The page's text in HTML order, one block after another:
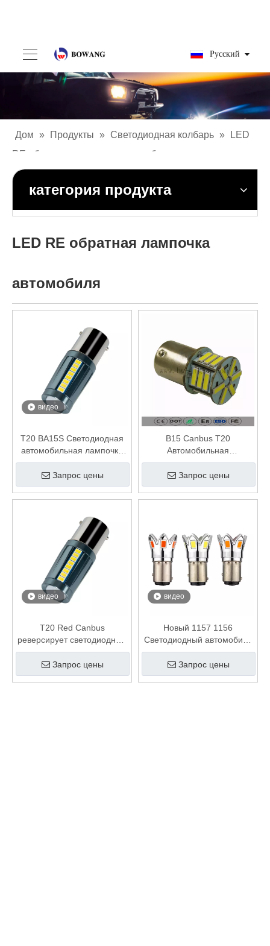
Pусский
Дом » Продукты » Светодиодная колбарь »
LED
RE обратная лампочка автомобиля
категория продукта
LED RE обратная лампочка
автомобиля
видео
T20 BA15S Светодиодная
автомобильная лампочка
для обратного/поворотного
сигнала
Запрос цены
B15 Canbus T20
Автомобильная
светодиодная лампа
заменить для задних
лампочек освещение
Запрос цены
видео
T20 Red Canbus
реверсирует светодиодные
светодиодные огни
лампочки
Запрос цены
видео
Новый 1157 1156
Светодиодный автомобиль
реверсирует луковицы с
двойной сияющей
люминесценцией
Запрос цены